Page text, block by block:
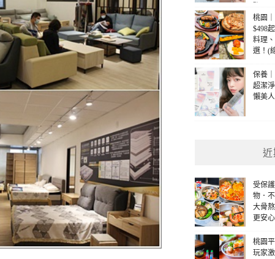
3)
桃園
$498
料理
選！(
保養
超潔
懶美
近
受保
物．
大骨
更安心
桃園
玩家